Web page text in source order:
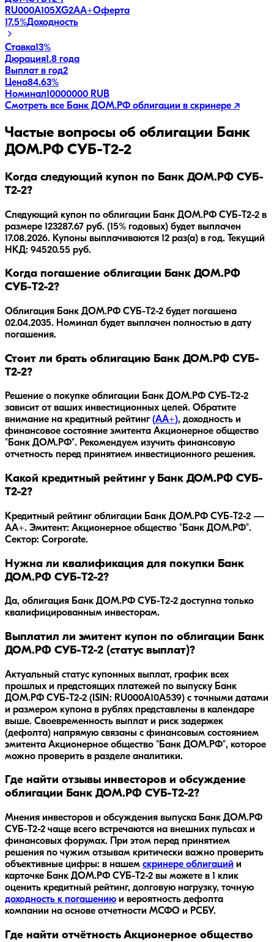
RU000A105XG2AA+Оферта
17.5%Доходность
Ставка13%
Дюрация1.8 года
Выплат в год2
Цена84.63%
Номинал10000000 RUB
Смотреть все Банк ДОМ.РФ облигации в скринере ↗
Частые вопросы об облигации Банк
ДОМ.РФ СУБ-T2-2
Когда следующий купон по Банк ДОМ.РФ СУБ-
T2-2?
Следующий купон по облигации Банк ДОМ.РФ СУБ-T2-2 в
размере 123287.67 руб. (15% годовых) будет выплачен
17.08.2026. Купоны выплачиваются 12 раз(а) в год. Текущий
НКД: 94520.55 руб.
Когда погашение облигации Банк ДОМ.РФ
СУБ-T2-2?
Облигация Банк ДОМ.РФ СУБ-T2-2 будет погашена
02.04.2035. Номинал будет выплачен полностью в дату
погашения.
Стоит ли брать облигацию Банк ДОМ.РФ СУБ-
T2-2?
Решение о покупке облигации Банк ДОМ.РФ СУБ-T2-2
зависит от ваших инвестиционных целей. Обратите
внимание на кредитный рейтинг (AA+), доходность и
финансовое состояние эмитента Акционерное общество
"Банк ДОМ.РФ". Рекомендуем изучить финансовую
отчетность перед принятием инвестиционного решения.
Какой кредитный рейтинг у Банк ДОМ.РФ СУБ-
T2-2?
Кредитный рейтинг облигации Банк ДОМ.РФ СУБ-T2-2 —
AA+. Эмитент: Акционерное общество "Банк ДОМ.РФ".
Сектор: Corporate.
Нужна ли квалификация для покупки Банк
ДОМ.РФ СУБ-T2-2?
Да, облигация Банк ДОМ.РФ СУБ-T2-2 доступна только
квалифицированным инвесторам.
Выплатил ли эмитент купон по облигации Банк
ДОМ.РФ СУБ-T2-2 (статус выплат)?
Актуальный статус купонных выплат, график всех
прошлых и предстоящих платежей по выпуску Банк
ДОМ.РФ СУБ-T2-2 (ISIN: RU000A10A539) с точными датами
и размером купона в рублях представлены в календаре
выше. Своевременность выплат и риск задержек
(дефолта) напрямую связаны с финансовым состоянием
эмитента Акционерное общество "Банк ДОМ.РФ", которое
можно проверить в разделе аналитики.
Где найти отзывы инвесторов и обсуждение
облигации Банк ДОМ.РФ СУБ-T2-2?
Мнения инвесторов и обсуждения выпуска Банк ДОМ.РФ
СУБ-T2-2 чаще всего встречаются на внешних пульсах и
финансовых форумах. При этом перед принятием
решения по чужим отзывам критически важно проверить
объективные цифры: в нашем скринере облигаций и
карточке Банк ДОМ.РФ СУБ-T2-2 вы можете в 1 клик
оценить кредитный рейтинг, долговую нагрузку, точную
доходность к погашению и вероятность дефолта
компании на основе отчетности МСФО и РСБУ.
Где найти отчётность Акционерное общество